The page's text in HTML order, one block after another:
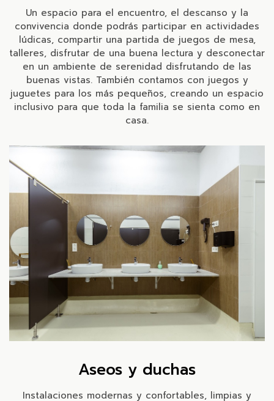
Un espacio para el encuentro, el descanso y la
convivencia donde podrás participar en actividades
lúdicas, compartir una partida de juegos de mesa,
talleres, disfrutar de una buena lectura y desconectar
en un ambiente de serenidad disfrutando de las
buenas vistas. También contamos con juegos y
juguetes para los más pequeños, creando un espacio
inclusivo para que toda la familia se sienta como en
casa.
Aseos y duchas
Instalaciones modernas y confortables, limpias y